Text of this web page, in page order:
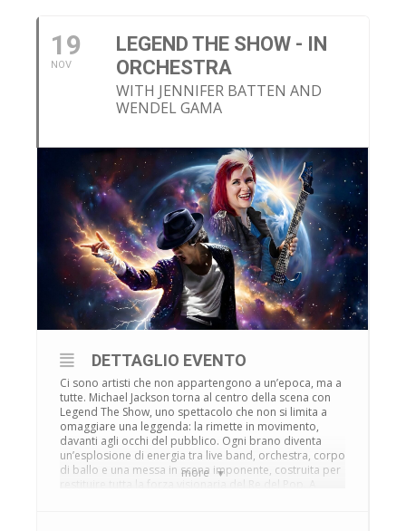
19
NOV
LEGEND THE SHOW - IN
ORCHESTRA
WITH JENNIFER BATTEN AND
WENDEL GAMA
more
DETTAGLIO EVENTO
Ci sono artisti che non appartengono a un’epoca, ma a
tutte. Michael Jackson torna al centro della scena con
Legend The Show, uno spettacolo che non si limita a
omaggiare una leggenda: la rimette in movimento,
davanti agli occhi del pubblico. Ogni brano diventa
un’esplosione di energia tra live band, orchestra, corpo
di ballo e una messa in scena imponente, costruita per